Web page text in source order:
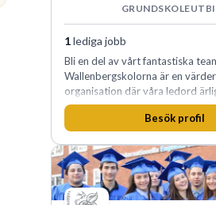
1lediga jobb
Bli en del av vårt fantastiska
Wallenbergskolorna är en
organisation där våra ledord
medkänsla, mod och
genomsyrar allt vi gör. Vi är
samtidigt möjligheter att växa
internt.
Besök profil